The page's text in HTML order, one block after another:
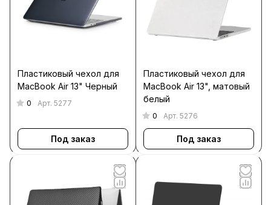
Пластиковый чехол для
MacBook Air 13" Черный
0 Арт. 5277
Под заказ
Пластиковый чехол для
MacBook Air 13", матовый
белый
0 Арт. 5276
Под заказ